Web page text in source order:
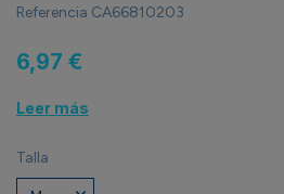
Referencia CA66810203
6,97 €
Leer más
Talla